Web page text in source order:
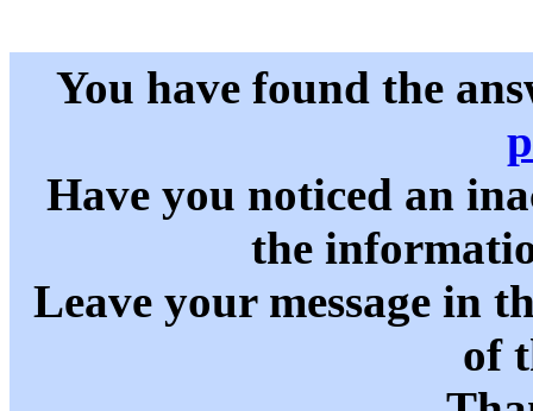
You have found the
Have you noticed an
the
Leave your message in
of